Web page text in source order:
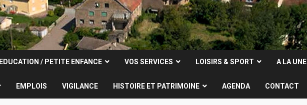
EDUCATION / PETITE ENFANCE VOS SERVICES LOISIRS & SPORT A LA UNE
EMPLOIS VIGILANCE HISTOIRE ET PATRIMOINE AGENDA CONTACT